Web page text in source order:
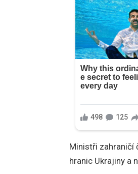
Ministři zahraničí
hranic Ukrajiny a